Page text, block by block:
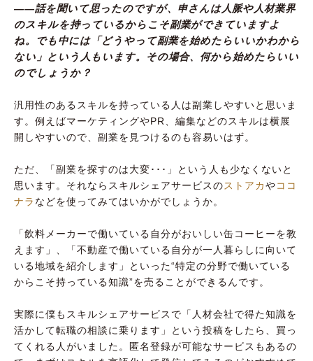
――話を聞いて思ったのですが、申さんは人脈や人材業界
のスキルを持っているからこそ副業ができていますよ
ね。でも中には「どうやって副業を始めたらいいかわから
ない」という人もいます。その場合、何から始めたらいい
のでしょうか？
汎用性のあるスキルを持っている人は副業しやすいと思いま
す。例えばマーケティングやPR、編集などのスキルは横展
開しやすいので、副業を見つけるのも容易いはず。
ただ、「副業を探すのは大変･･･」という人も少なくないと
思います。それならスキルシェアサービスのストアカやココ
ナラ などを使ってみてはいかがでしょうか。
「飲料メーカーで働いている自分がおいしい缶コーヒーを教
えます」、「不動産で働いている自分が一人暮らしに向いて
いる地域を紹介します」といった“特定の分野で働いている
からこそ持っている知識”を売ることができるんです。
実際に僕もスキルシェアサービスで「人材会社で得た知識を
活かして転職の相談に乗ります」という投稿をしたら、買っ
てくれる人がいました。匿名登録が可能なサービスもあるの